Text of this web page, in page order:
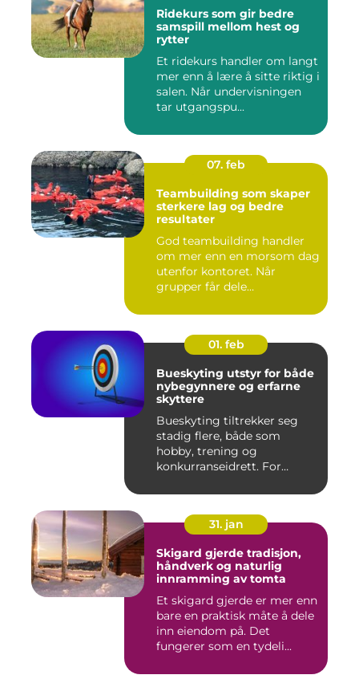
Ridekurs som gir bedre
samspill mellom hest og
rytter
Et ridekurs handler om langt
mer enn å lære å sitte riktig i
salen. Når undervisningen
tar utgangspu...
07. feb
Teambuilding som skaper
sterkere lag og bedre
resultater
God teambuilding handler
om mer enn en morsom dag
utenfor kontoret. Når
grupper får dele
01. feb
Bueskyting utstyr for både
nybegynnere og erfarne
skyttere
Bueskyting tiltrekker seg
stadig flere, både som
hobby, trening og
konkurranseidrett. For
31. jan
Skigard gjerde tradisjon,
håndverk og naturlig
innramming av tomta
Et skigard gjerde er mer enn
bare en praktisk måte å dele
inn eiendom på. Det
fungerer som en tydeli...